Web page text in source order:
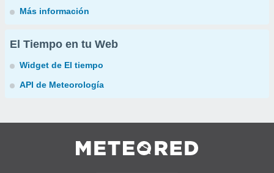
Más información
El Tiempo en tu Web
Widget de El tiempo
API de Meteorología